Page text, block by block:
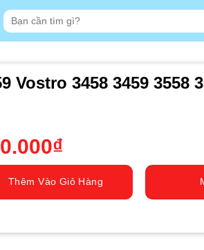
Tìm
kiếm:
3458 3459 3558
₫
Thêm Vào Giỏ Hàng